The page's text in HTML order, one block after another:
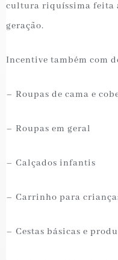
cultura riquíssima feita
geração.
Incentive também com
– Roupas de cama e
– Roupas em geral
– Calçados infantis
– Carrinho para
– Cestas básicas e